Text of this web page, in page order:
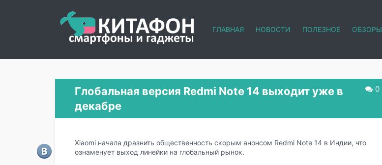
ГЛАВНАЯ НОВОСТИ ПОЛЕЗНОЕ ОБЗОРЫ
0
Глобальная версия Redmi Note 14 выходит уже в
декабре
Xiaomi начала дразнить общественность скорым анонсом Redmi Note 14 в Индии, что
ознаменует выход линейки на глобальный рынок.